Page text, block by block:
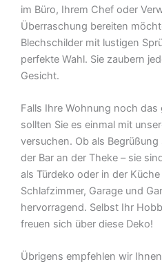
im Büro, Ihrem Chef oder
Überraschung bereiten
Blechschilder mit lustigen
perfekte Wahl. Sie zaubern
Gesicht.
Falls Ihre Wohnung noch
sollten Sie es einmal mit
versuchen. Ob als
der Bar an der Theke – sie
als Türdeko oder in der
Schlafzimmer, Garage und
hervorragend. Selbst Ihr
freuen sich über diese Deko!
Übrigens empfehlen wir